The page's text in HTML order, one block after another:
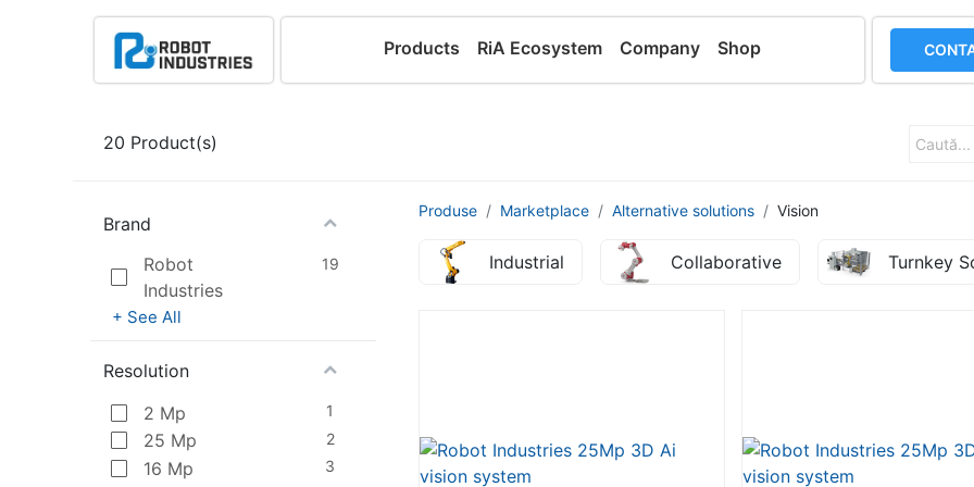
Products RiA Ecosystem Company Shop
20 Product(s)
Brand
Robot
Industries
19
+ See All
Resolution
2 Mp
1
25 Mp 2
16 Mp 3
Produse Marketplace Alternative solutions Vision
Industrial Collaborative Turnkey